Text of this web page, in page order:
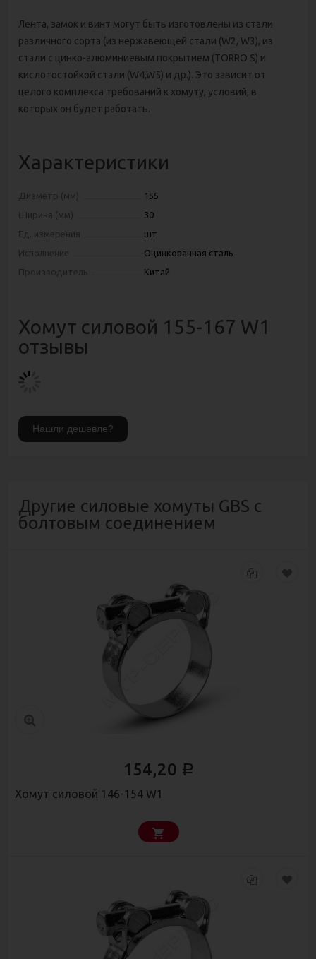
Лента, замок и винт могут быть изготовлены из стали
различного сорта (из нержавеющей стали (W2, W3), из
стали с цинко-алюминиевым покрытием (TORRO S) и
кислотостойкой стали (W4,W5) и др.). Это зависит от
целого комплекса требований к хомуту, условий, в
которых он будет работать.
Характеристики
Диаметр (мм)
155
Ширина (мм)
30
Ед. измерения
шт
Исполнение
Оцинкованная сталь
Производитель
Китай
Хомут силовой 155-167 W1
отзывы
Другие силовые хомуты GBS с
болтовым соединением
154,20 Р
Хомут силовой 146-154 W1